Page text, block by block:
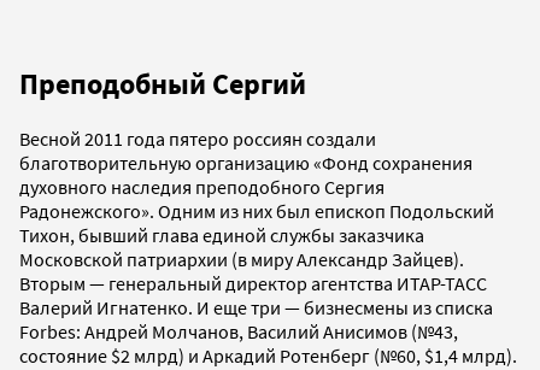
Преподобный Сергий
Весной 2011 года пятеро россиян создали
благотворительную организацию «Фонд сохранения
духовного наследия преподобного Сергия
Радонежского». Одним из них был епископ Подольский
Тихон, бывший глава единой службы заказчика
Московской патриархии (в миру Александр Зайцев).
Вторым — генеральный директор агентства ИТАР-ТАСС
Валерий Игнатенко. И еще три — бизнесмены из списка
Forbes: Андрей Молчанов, Василий Анисимов (№43,
состояние $2 млрд) и Аркадий Ротенберг (№60, $1,4 млрд).